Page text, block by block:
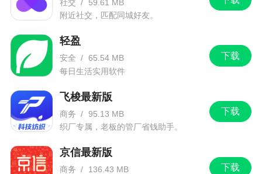
社交 /
59.61 MB
附近社交，匹配同城好友。
下载
轻盈
安全 / 65.54 MB
每日生活实用软件
下载
飞梭最新版
商务 / 95.13 MB
织厂专属，老板的管厂省钱助手。
下载
京信最新版
商务 /
136.43 MB